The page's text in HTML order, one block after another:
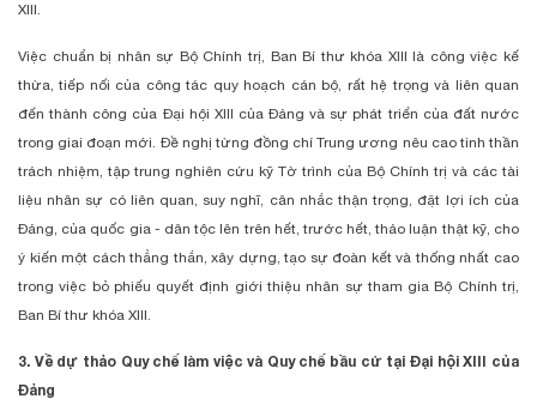
XIII.
Việc chuẩn bị nhân sự Bộ Chính trị, Ban Bí thư khóa XIII là công việc kế
thừa, tiếp nối của công tác quy hoạch cán bộ, rất hệ trọng và liên quan
đến thành công của Đại hội XIII của Đảng và sự phát triển của đất nước
trong giai đoạn mới. Đề nghị từng đồng chí Trung ương nêu cao tinh thần
trách nhiệm, tập trung nghiên cứu kỹ Tờ trình của Bộ Chính trị và các tài
liệu nhân sự có liên quan, suy nghĩ, cân nhắc thận trọng, đặt lợi ích của
Đảng, của quốc gia - dân tộc lên trên hết, trước hết, thảo luận thật kỹ, cho
ý kiến một cách thẳng thắn, xây dựng, tạo sự đoàn kết và thống nhất cao
trong việc bỏ phiếu quyết định giới thiệu nhân sự tham gia Bộ Chính trị,
Ban Bí thư khóa XIII.
3. Về dự thảo Quy chế làm việc và Quy chế bầu cử tại Đại hội XIII của
Đảng